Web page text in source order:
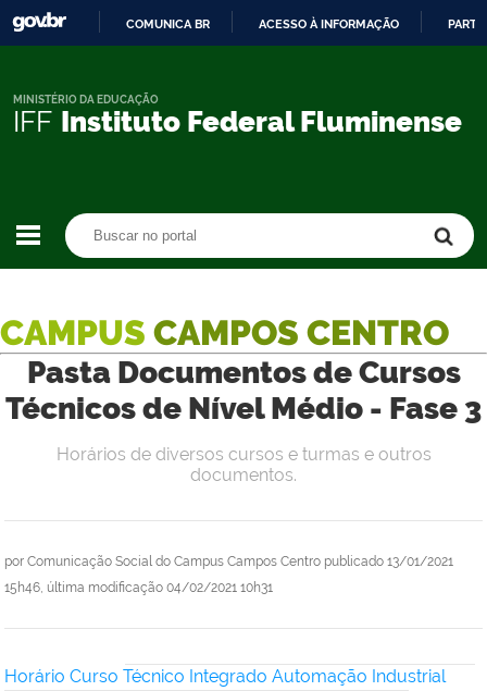
CONTEÚDO
COMUNICA BR ACESSO À INFORMAÇÃO
IFF Instituto Federal Fluminense
MINISTÉRIO DA EDUCAÇÃO
CAMPUS CAMPOS CENTRO
Pasta Documentos de Cursos
Técnicos de Nível Médio - Fase 3
por Comunicação Social do Campus Campos Centro publicado 13/01/2021
15h46, última modificação 04/02/2021 10h31
Horários de diversos cursos e turmas e outros
documentos.
Horário Curso Técnico Integrado Automação Industrial